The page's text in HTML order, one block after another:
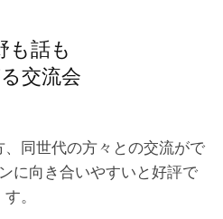
も話も
交流会
同世代の方々との交流がで
に向き合いやすいと好評で
す。